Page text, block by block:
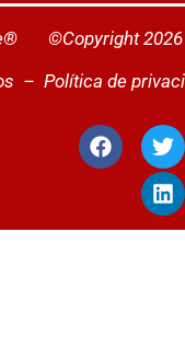
©Copyright 2026
– Política de